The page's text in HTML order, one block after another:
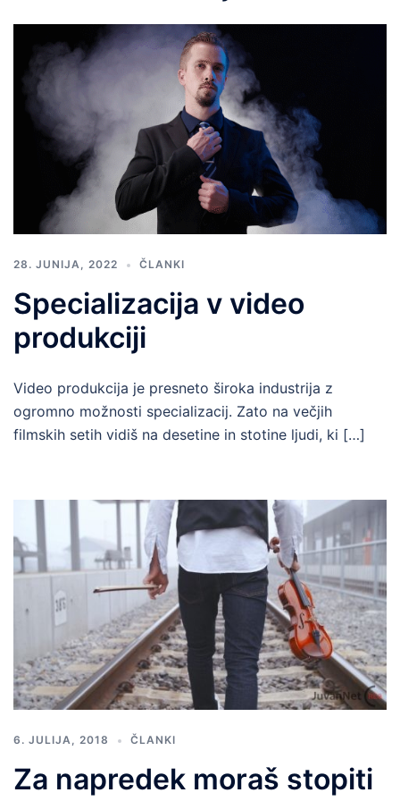
28. JUNIJA, 2022 ČLANKI
Specializacija v video
produkciji
Video produkcija je presneto široka industrija z
ogromno možnosti specializacij. Zato na večjih
filmskih setih vidiš na desetine in stotine ljudi, ki […]
6. JULIJA, 2018 ČLANKI
Za napredek moraš stopiti